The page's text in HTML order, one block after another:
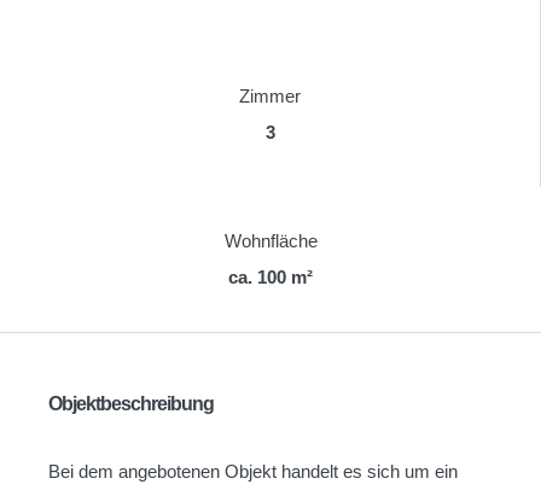
Zimmer
3
Wohnfläche
ca. 100 m²
Objektbeschreibung
Bei dem angebotenen Objekt handelt es sich um ein